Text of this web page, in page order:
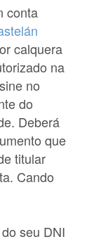
conta
calquera
na
no
do
Deberá
que
titular
Cando
seu DNI